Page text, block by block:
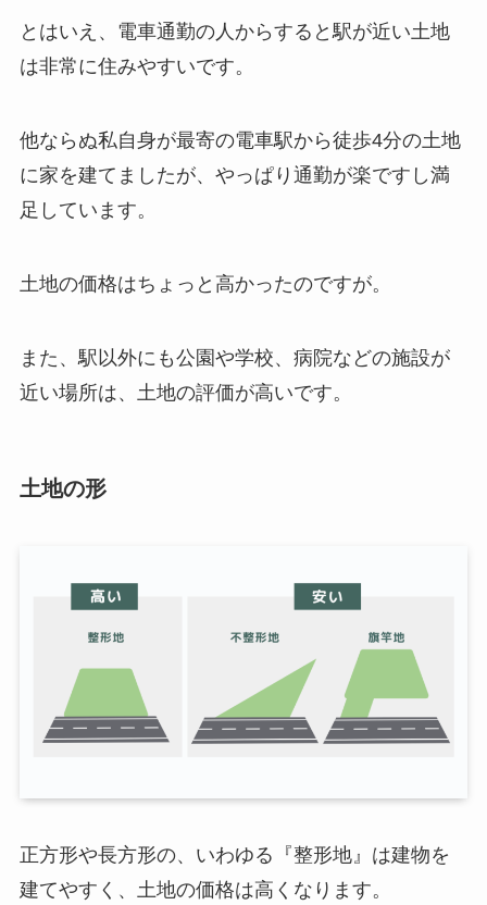
とはいえ、電車通勤の人からすると駅が近い土地
は非常に住みやすいです。
他ならぬ私自身が最寄の電車駅から徒歩4分の土地
に家を建てましたが、やっぱり通勤が楽ですし満
足しています。
土地の価格はちょっと高かったのですが。
また、駅以外にも公園や学校、病院などの施設が
近い場所は、土地の評価が高いです。
土地の形
正方形や長方形の、いわゆる『整形地』は建物を
建てやすく、土地の価格は高くなります。